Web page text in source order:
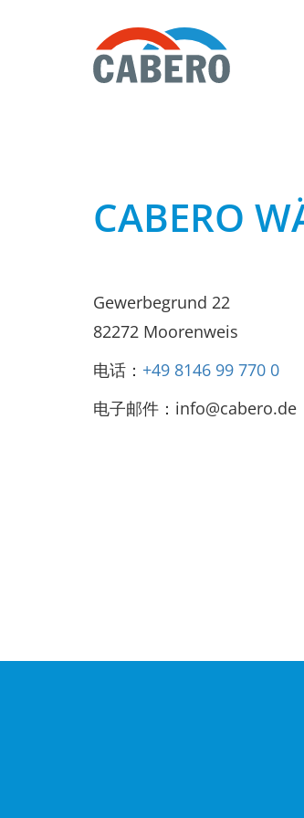
CABERO
Gewerbegrund 22
82272 Moorenweis
电话： +49 8146 99 770 0
电子邮件：info@cabero.de